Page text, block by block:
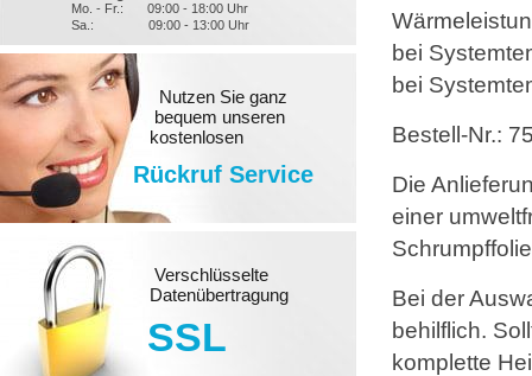
bei
bei
Bestell-Nr.:
Die
einer
Bei der
behilflich.
komplette
Mo. - Fr.:
09:00 - 18:00 Uhr
Sa.:
09:00 - 13:00 Uhr
Nutzen Sie ganz
bequem unseren
kostenlosen
Rückruf Service
Verschlüsselte
Datenübertragung
SSL